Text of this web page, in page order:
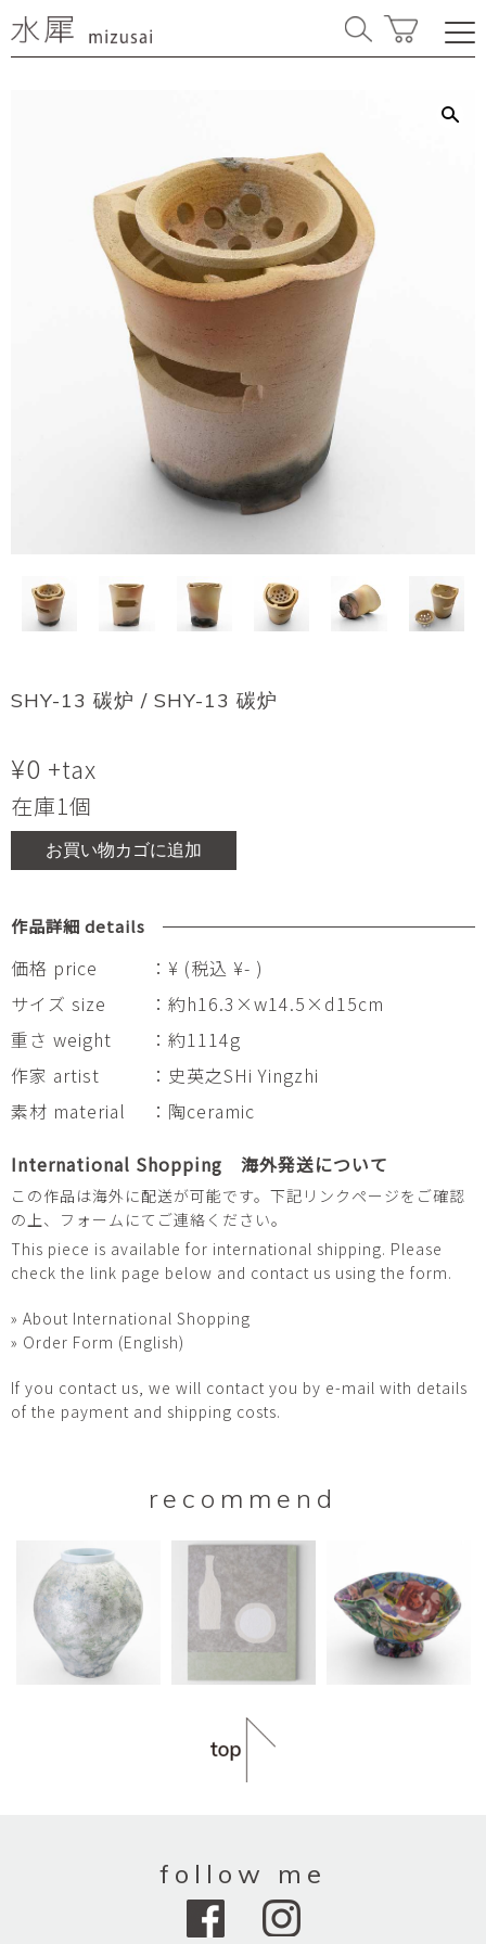
SHY-13 碳炉 / SHY-13 碳炉
¥0 +tax
在庫1個
お買い物カゴに追加
作品詳細 details
価格 price
：¥ (税込 ¥- )
サイズ size
：約h16.3×w14.5×d15cm
重さ weight
：約1114g
作家 artist
：史英之SHi Yingzhi
素材 material
：陶ceramic
International Shopping 海外発送について
この作品は海外に配送が可能です。下記リンクページをご確認
の上、フォームにてご連絡ください。
This piece is available for international shipping. Please
check the link page below and contact us using the form.
» About International Shopping
» Order Form (English)
If you contact us, we will contact you by e-mail with details
of the payment and shipping costs.
recommend
follow me